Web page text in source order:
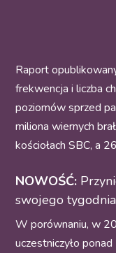
Raport
frekwencja i liczba
poziomów sprzed
miliona wiernych
kościołach SBC, a
NOWOŚĆ:
swojego
W porównaniu, w
uczestniczyło